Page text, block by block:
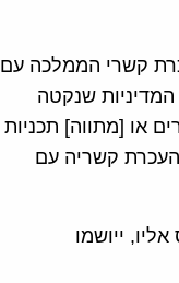
והעכרת קשרי הממלכה עם
לפחות חמש שנים יוטל על: 1. המפר את המדיניות שנקטה
או הכותב דברים או [מתווה] תכניות
קשריה עם
מתייחס אליו, ייושמו